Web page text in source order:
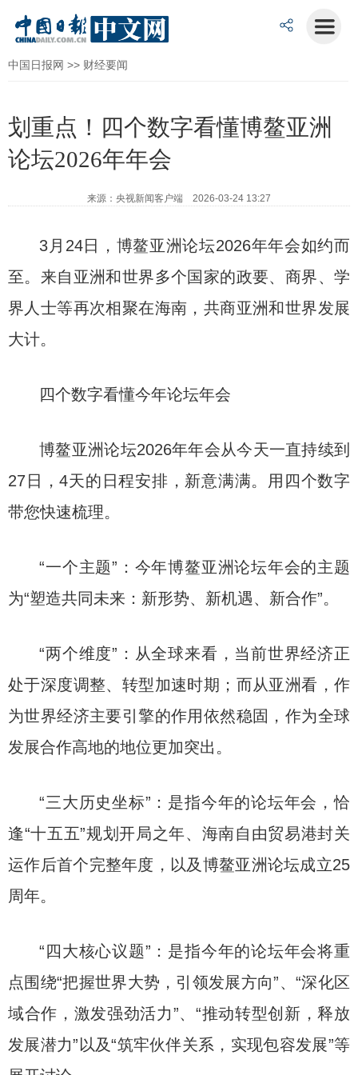
中国日报网 >> 财经要闻
划重点！四个数字看懂博鳌亚洲
论坛2026年年会
来源：央视新闻客户端 2026-03-24 13:27
3月24日，博鳌亚洲论坛2026年年会如约而
至。来自亚洲和世界多个国家的政要、商界、学
界人士等再次相聚在海南，共商亚洲和世界发展
大计。
四个数字看懂今年论坛年会
博鳌亚洲论坛2026年年会从今天一直持续到
27日，4天的日程安排，新意满满。用四个数字
带您快速梳理。
“一个主题”：今年博鳌亚洲论坛年会的主题
为“塑造共同未来：新形势、新机遇、新合作”。
“两个维度”：从全球来看，当前世界经济正
处于深度调整、转型加速时期；而从亚洲看，作
为世界经济主要引擎的作用依然稳固，作为全球
发展合作高地的地位更加突出。
“三大历史坐标”：是指今年的论坛年会，恰
逢“十五五”规划开局之年、海南自由贸易港封关
运作后首个完整年度，以及博鳌亚洲论坛成立25
周年。
“四大核心议题”：是指今年的论坛年会将重
点围绕“把握世界大势，引领发展方向”、“深化区
域合作，激发强劲活力”、“推动转型创新，释放
发展潜力”以及“筑牢伙伴关系，实现包容发展”等